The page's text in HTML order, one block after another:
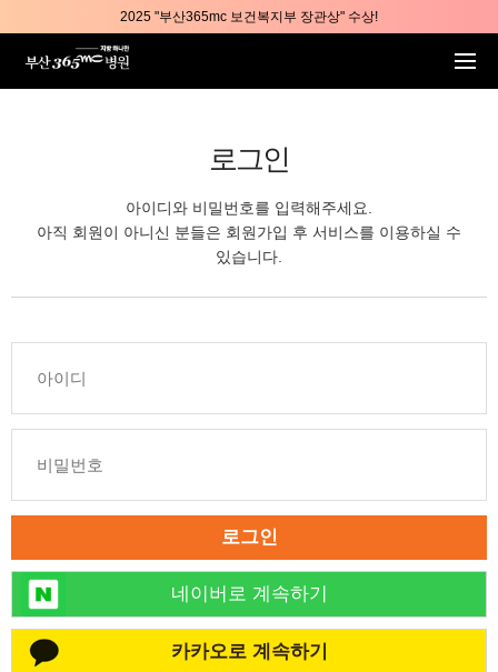
2025 "부산365mc 보건복지부 장관상" 수상!
부산365mc병원, 8/15(토) 광복절 정상진료
로그인
아이디와 비밀번호를 입력해주세요.
아직 회원이 아니신 분들은 회원가입 후 서비스를 이용하실 수
있습니다.
로그인
네이버로 계속하기
카카오로 계속하기